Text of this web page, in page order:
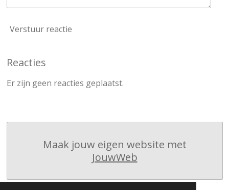
Verstuur reactie
Reacties
Er zijn geen reacties geplaatst.
Maak jouw eigen website met
JouwWeb